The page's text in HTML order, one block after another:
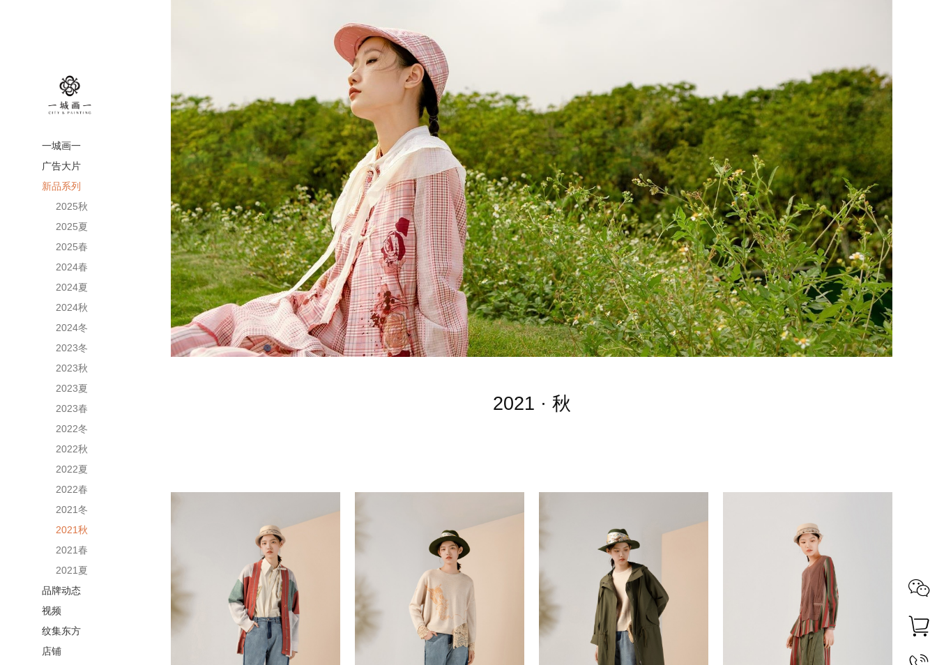
一城画一
广告大片
新品系列
2025秋
2025夏
2025春
2024春
2024夏
2024秋
2024冬
2023冬
2023秋
2023夏
2023春
2022冬
2022秋
2022夏
2022春
2021冬
2021秋
2021春
2021夏
品牌动态
视频
纹集东方
店铺
2021 · 秋